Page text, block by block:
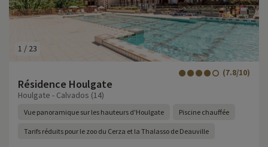
1 / 23
Résidence Houlgate
(7.8/10)
Houlgate - Calvados (14)
Vue panoramique sur les hauteurs d'Houlgate Piscine chauffée
Tarifs réduits pour le zoo du Cerza et la Thalasso de Deauville